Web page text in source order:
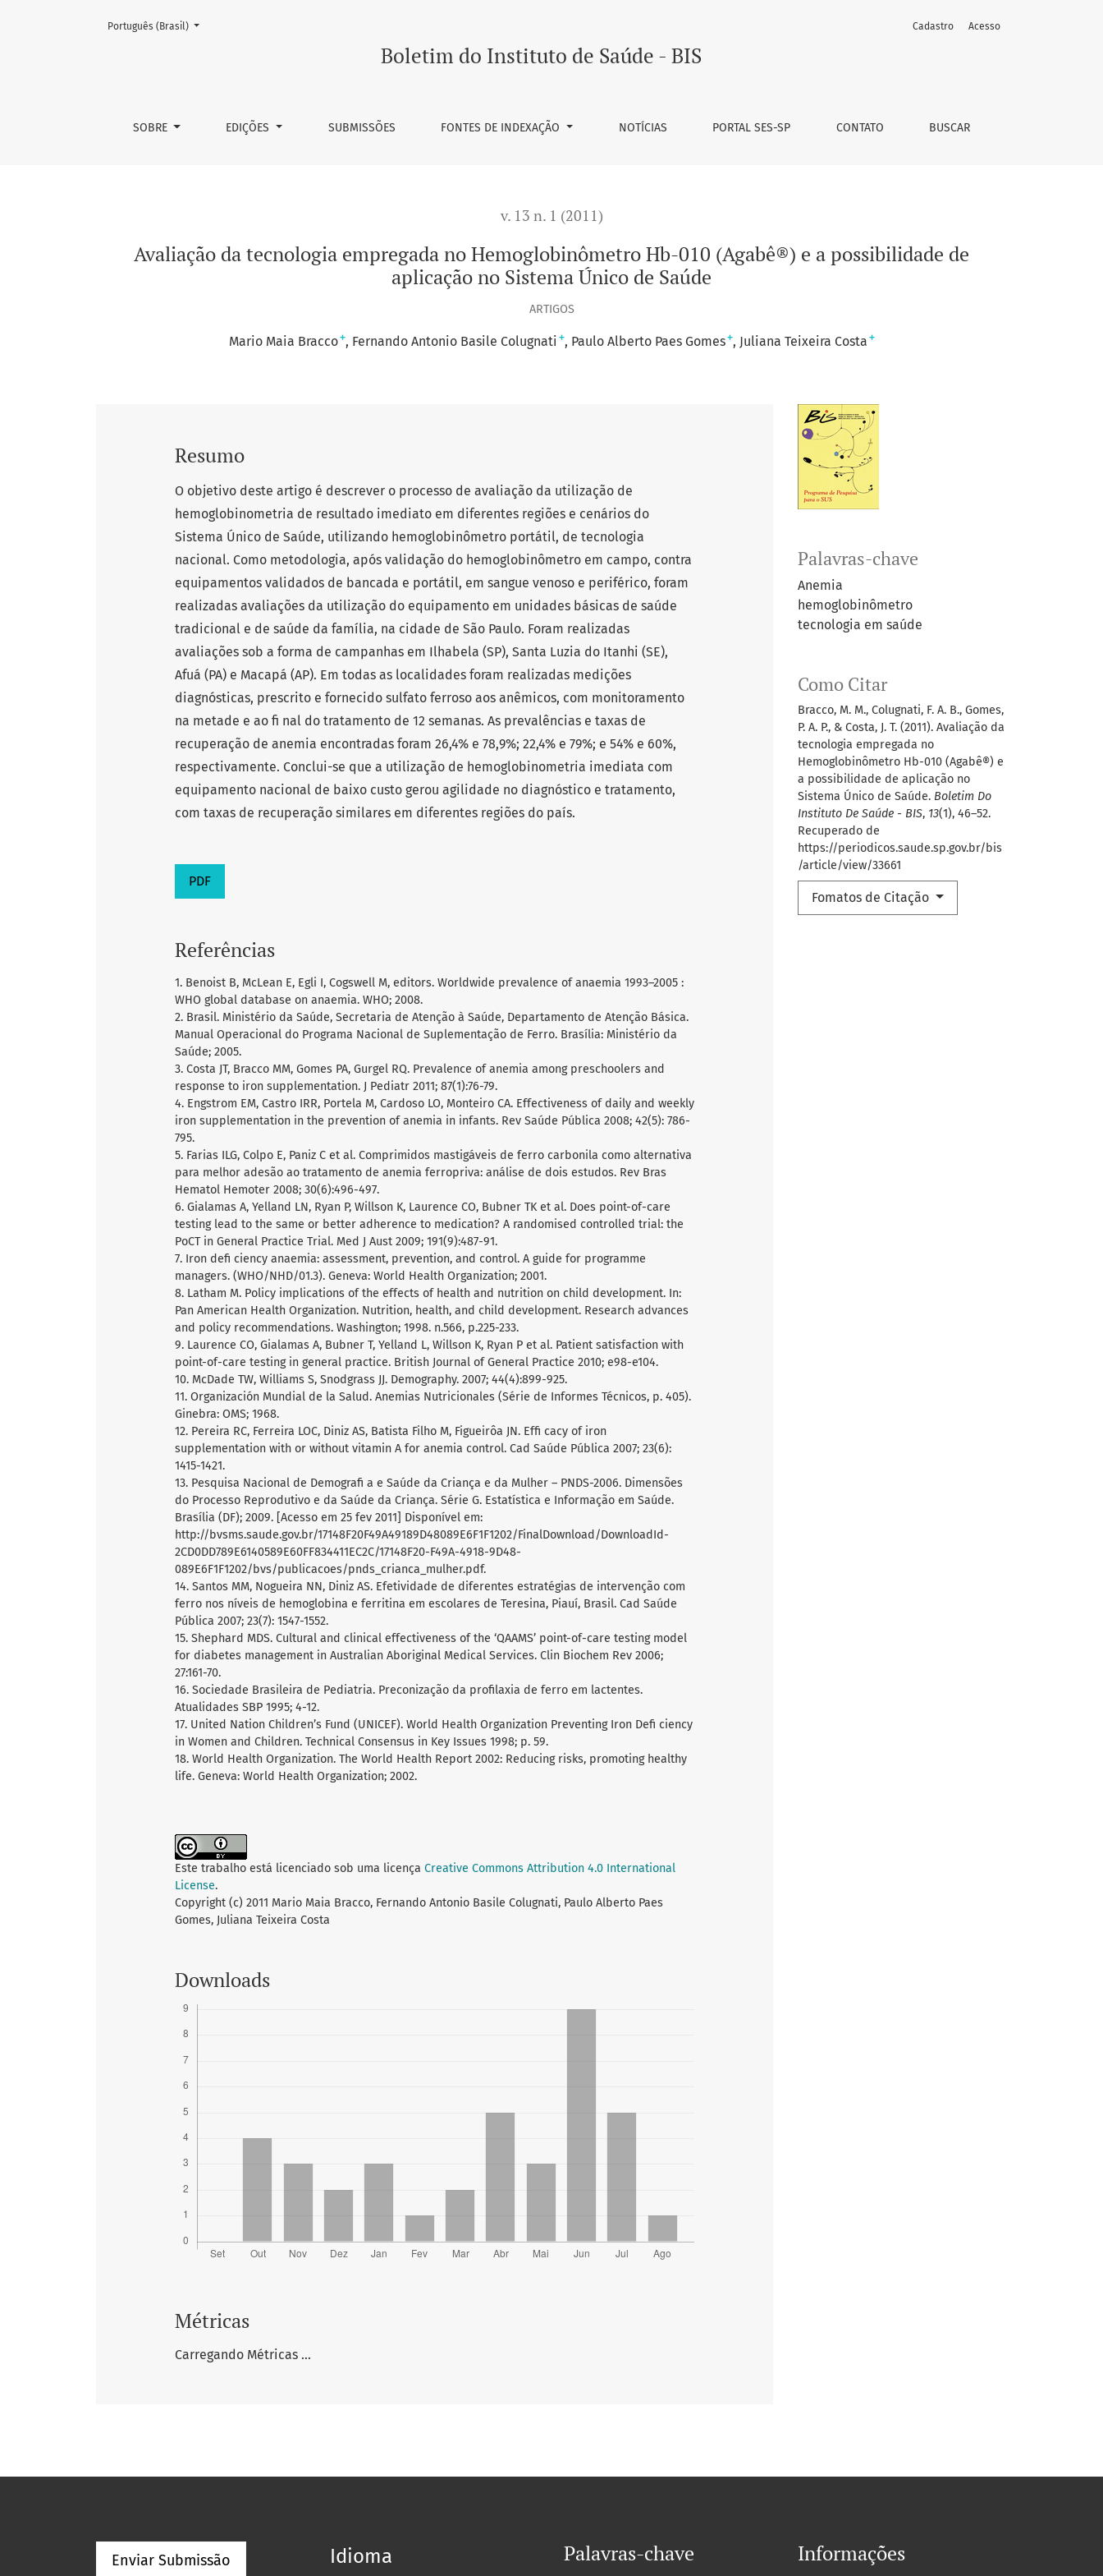
Avaliação da tecnologia empregada no Hemoglobinômetro Hb-010 (Agabê®) e a possibilidade de aplicação no Sistema Único de Saúde
Boletim do Instituto de Saúde - BIS
SOBRE EDIÇÕES SUBMISSÕES FONTES DE INDEXAÇÃO NOTÍCIAS PORTAL SES-SP CONTATO BUSCAR
Cadastro Acesso
Mudar o idioma. O atual é:
Português (Brasil)
v. 13 n. 1 (2011)
Avaliação da tecnologia empregada no Hemoglobinômetro Hb-010 (Agabê®) e a possibilidade de
aplicação no Sistema Único de Saúde
ARTIGOS
Mario Maia Bracco+ Fernando Antonio Basile Colugnati + Paulo Alberto Paes Gomes+ Juliana Teixeira Costa +
Palavras-chave
Anemia
hemoglobinômetro
tecnologia em saúde
Como Citar
Bracco, M. M., Colugnati, F. A. B., Gomes,
P. A. P., & Costa, J. T. (2011). Avaliação da
tecnologia empregada no
Hemoglobinômetro Hb-010 (Agabê®) e
a possibilidade de aplicação no
Sistema Único de Saúde. Boletim Do
Instituto De Saúde - BIS, 13(1), 46–52.
Recuperado de
https://periodicos.saude.sp.gov.br/bis
/article/view/33661
Fomatos de Citação
Resumo
O objetivo deste artigo é descrever o processo de avaliação da utilização de
hemoglobinometria de resultado imediato em diferentes regiões e cenários do
Sistema Único de Saúde, utilizando hemoglobinômetro portátil, de tecnologia
nacional. Como metodologia, após validação do hemoglobinômetro em campo, contra
equipamentos validados de bancada e portátil, em sangue venoso e periférico, foram
realizadas avaliações da utilização do equipamento em unidades básicas de saúde
tradicional e de saúde da família, na cidade de São Paulo. Foram realizadas
avaliações sob a forma de campanhas em Ilhabela (SP), Santa Luzia do Itanhi (SE),
Afuá (PA) e Macapá (AP). Em todas as localidades foram realizadas medições
diagnósticas, prescrito e fornecido sulfato ferroso aos anêmicos, com monitoramento
na metade e ao fi nal do tratamento de 12 semanas. As prevalências e taxas de
recuperação de anemia encontradas foram 26,4% e 78,9%; 22,4% e 79%; e 54% e 60%,
respectivamente. Conclui-se que a utilização de hemoglobinometria imediata com
equipamento nacional de baixo custo gerou agilidade no diagnóstico e tratamento,
com taxas de recuperação similares em diferentes regiões do país.
PDF
Referências
1. Benoist B, McLean E, Egli I, Cogswell M, editors. Worldwide prevalence of anaemia 1993–2005 :
WHO global database on anaemia. WHO; 2008.
2. Brasil. Ministério da Saúde, Secretaria de Atenção à Saúde, Departamento de Atenção Básica.
Manual Operacional do Programa Nacional de Suplementação de Ferro. Brasília: Ministério da
Saúde; 2005.
3. Costa JT, Bracco MM, Gomes PA, Gurgel RQ. Prevalence of anemia among preschoolers and
response to iron supplementation. J Pediatr 2011; 87(1):76-79.
4. Engstrom EM, Castro IRR, Portela M, Cardoso LO, Monteiro CA. Effectiveness of daily and weekly
iron supplementation in the prevention of anemia in infants. Rev Saúde Pública 2008; 42(5): 786-
795.
5. Farias ILG, Colpo E, Paniz C et al. Comprimidos mastigáveis de ferro carbonila como alternativa
para melhor adesão ao tratamento de anemia ferropriva: análise de dois estudos. Rev Bras
Hematol Hemoter 2008; 30(6):496-497.
6. Gialamas A, Yelland LN, Ryan P, Willson K, Laurence CO, Bubner TK et al. Does point-of-care
testing lead to the same or better adherence to medication? A randomised controlled trial: the
PoCT in General Practice Trial. Med J Aust 2009; 191(9):487-91.
7. Iron defi ciency anaemia: assessment, prevention, and control. A guide for programme
managers. (WHO/NHD/01.3). Geneva: World Health Organization; 2001.
8. Latham M. Policy implications of the effects of health and nutrition on child development. In:
Pan American Health Organization. Nutrition, health, and child development. Research advances
and policy recommendations. Washington; 1998. n.566, p.225-233.
9. Laurence CO, Gialamas A, Bubner T, Yelland L, Willson K, Ryan P et al. Patient satisfaction with
point-of-care testing in general practice. British Journal of General Practice 2010; e98-e104.
10. McDade TW, Williams S, Snodgrass JJ. Demography. 2007; 44(4):899-925.
11. Organización Mundial de la Salud. Anemias Nutricionales (Série de Informes Técnicos, p. 405).
Ginebra: OMS; 1968.
12. Pereira RC, Ferreira LOC, Diniz AS, Batista Filho M, Figueirôa JN. Effi cacy of iron
supplementation with or without vitamin A for anemia control. Cad Saúde Pública 2007; 23(6):
1415-1421.
13. Pesquisa Nacional de Demografi a e Saúde da Criança e da Mulher – PNDS-2006. Dimensões
do Processo Reprodutivo e da Saúde da Criança. Série G. Estatística e Informação em Saúde.
Brasília (DF); 2009. [Acesso em 25 fev 2011] Disponível em:
http://bvsms.saude.gov.br/17148F20F49A49189D48089E6F1F1202/FinalDownload/DownloadId-
2CD0DD789E6140589E60FF834411EC2C/17148F20-F49A-4918-9D48-
089E6F1F1202/bvs/publicacoes/pnds_crianca_mulher.pdf.
14. Santos MM, Nogueira NN, Diniz AS. Efetividade de diferentes estratégias de intervenção com
ferro nos níveis de hemoglobina e ferritina em escolares de Teresina, Piauí, Brasil. Cad Saúde
Pública 2007; 23(7): 1547-1552.
15. Shephard MDS. Cultural and clinical effectiveness of the ‘QAAMS’ point-of-care testing model
for diabetes management in Australian Aboriginal Medical Services. Clin Biochem Rev 2006;
27:161-70.
16. Sociedade Brasileira de Pediatria. Preconização da profilaxia de ferro em lactentes.
Atualidades SBP 1995; 4-12.
17. United Nation Children’s Fund (UNICEF). World Health Organization Preventing Iron Defi ciency
in Women and Children. Technical Consensus in Key Issues 1998; p. 59.
18. World Health Organization. The World Health Report 2002: Reducing risks, promoting healthy
life. Geneva: World Health Organization; 2002.
Este trabalho está licenciado sob uma licença Creative Commons Attribution 4.0 International
License.
Copyright (c) 2011 Mario Maia Bracco, Fernando Antonio Basile Colugnati, Paulo Alberto Paes
Gomes, Juliana Teixeira Costa
Downloads
Métricas
Carregando Métricas ...
Enviar Submissão Idioma Palavras-chave Informações